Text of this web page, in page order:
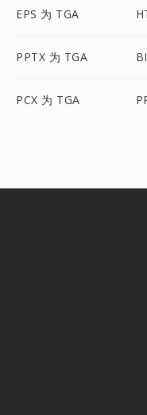
EPS 为 TGA
PPTX 为 TGA
PCX 为 TGA